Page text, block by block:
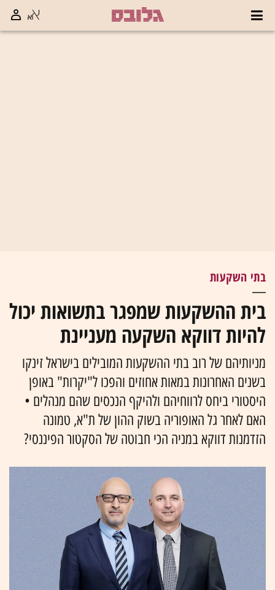
בתי השקעות
בית ההשקעות שמפגר בתשואות יכול
להיות דווקא השקעה מעניינת
מניותיהם של רוב בתי ההשקעות המובילים בישראל זינקו
בשנים האחרונות במאות אחוזים והפכו ל"יקרות" באופן
היסטורי ביחס לרווחיהם ולהיקף הנכסים שהם מנהלים •
האם לאחר גל האופוריה בשוק ההון של ת"א, טמונה
הזדמנות דווקא במניה הכי חבוטה של הסקטור הפיננסי?